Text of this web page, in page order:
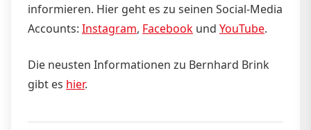
informieren. Hier geht es zu seinen Social-Media
Accounts: Instagram, Facebook und YouTube.
Die neusten Informationen zu Bernhard Brink
gibt es hier.